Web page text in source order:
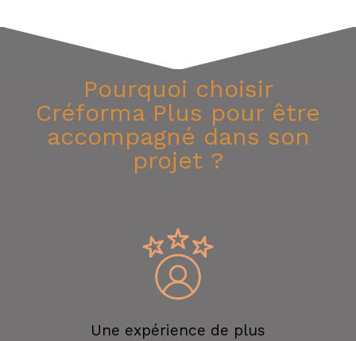
Pourquoi choisir
Créforma Plus pour être
accompagné dans son
projet ?
Une expérience de plus